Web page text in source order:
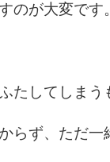
のが大変です。
たしてしまう
らず、ただ一